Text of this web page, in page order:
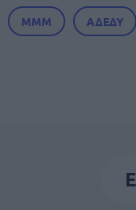
ΜΜΜ ΑΔΕΔΥ